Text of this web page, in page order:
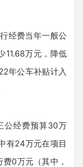
经费当年一般公
11.68万元，降低
年公车补贴计入
经费预算30万
有24万元在项目
0万元（其中，